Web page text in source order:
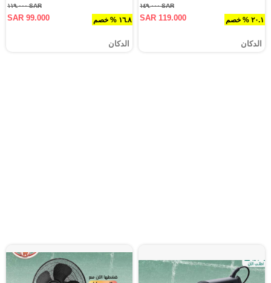
٢٠.١ % خصم
SAR ١٤٩.٠٠٠
SAR 119.000
الدكان
١٦.٨ % خصم
SAR ١١٩.٠٠٠
SAR 99.000
الدكان